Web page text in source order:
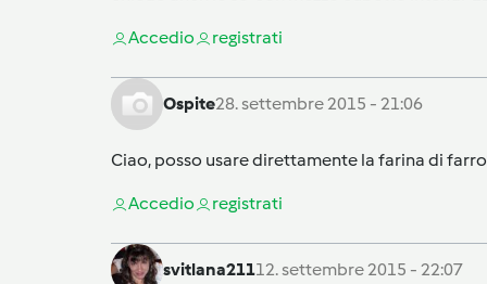
Accedio registrati
Ospite28. settembre 2015 - 21:06
Ciao, posso usare direttamente la farina di
Accedio registrati
svitlana21112. settembre 2015 - 22:07